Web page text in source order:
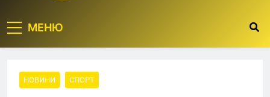
МЕНЮ
НОВИНИ СПОРТ